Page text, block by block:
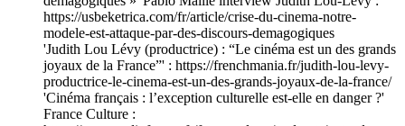
https://usbeketrica.com/fr/article/crise-du-cinema-notre-
modele-est-attaque-par-des-discours-demagogiques
'Judith Lou Lévy (productrice) : “Le cinéma est un des grands
joyaux de la France”' : https://frenchmania.fr/judith-lou-levy-
productrice-le-cinema-est-un-des-grands-joyaux-de-la-france/
'Cinéma français : l’exception culturelle est-elle en danger ?'
France Culture :